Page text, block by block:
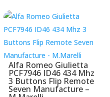
Alfa Romeo Giulietta
PCF7946 ID46 434 Mhz
3 Buttons Flip Remote
Seven Manufacture –